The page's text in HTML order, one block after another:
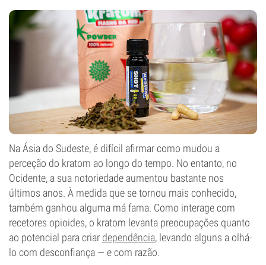
Na Ásia do Sudeste, é difícil afirmar como mudou a
perceção do kratom ao longo do tempo. No entanto, no
Ocidente, a sua notoriedade aumentou bastante nos
últimos anos. À medida que se tornou mais conhecido,
também ganhou alguma má fama. Como interage com
recetores opioides, o kratom levanta preocupações quanto
ao potencial para criar dependência, levando alguns a olhá-
lo com desconfiança — e com razão.